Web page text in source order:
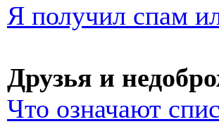
Я получил спам
Друзья и
Что означают